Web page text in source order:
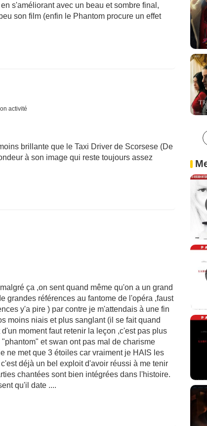
s'améliorant avec un beau et sombre final,
son film (enfin le Phantom procure un effet
activité
brillante que le Taxi Driver de Scorsese (De
à son image qui reste toujours assez
ça ,on sent quand même qu'on a un grand
grandes références au fantome de l'opéra ,faust
y'a pire ) par contre je m'attendais à une fin
moins niais et plus sanglant (il se fait quand
moment faut retenir la leçon ,c'est pas plus
et swan ont pas mal de charisme
ne met que 3 étoiles car vraiment je HAIS les
déjà un bel exploit d'avoir réussi à me tenir
chantées sont bien intégrées dans l'histoire.
qu'il date ....